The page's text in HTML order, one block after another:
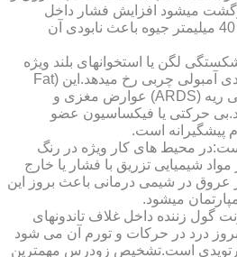
میشود افزایش فشار داخل
کمپارتمان بالای 30 تا 40 میلیمتر جیوه باعث نابودی آن
لگن یا استخوانهای بلند ویژه
ران و ساق عارضه جدی آمبولی چربی رخ میدهد.این (Fat
حرکتی یا فیکساسیون عضو
پیشگیرانه است.
محیط های کار ویژه در رنگ
مواد شیمیایی تزریق با فشار یا خارج
عروق در شیمی درمانی باعث بروز این
میشود.
گول زننده داخل غلاف تاندونهای
درد در حرکات و تورم آن می شود
است.تشخیص زودرس مهمترین